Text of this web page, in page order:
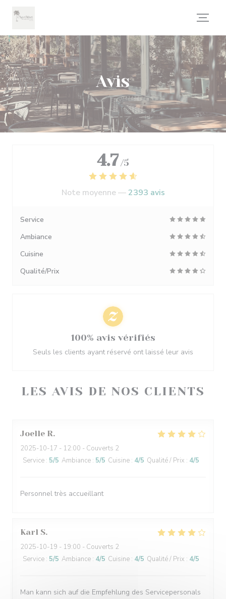
Avis
LES AVIS DE NOS CLIENTS
Joelle R
2025-10-17 - 12:00 - Couverts 2
Service : 5/5 Ambiance : 5/5 Cuisine : 4/5 Qualité / Prix : 4/5
Personnel très accueillant
Karl S
2025-10-19 - 19:00 - Couverts 2
Service : 5/5 Ambiance : 4/5 Cuisine : 4/5 Qualité / Prix : 4/5
Man kann sich auf die Empfehlung des Servicepersonals
4.7 /5
Note moyenne —2393 avis
Service
Ambiance
Cuisine
Qualité/Prix
100% avis vérifiés
Seuls les clients ayant réservé ont laissé leur avis